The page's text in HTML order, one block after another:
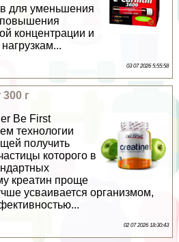
для уменьшения
повышения
концентрации и
03 07 2026 5:55:58
г
Be First
технологии
получить
которого в
креатин проще
усваивается организмом,
02 07 2026 18:30:43